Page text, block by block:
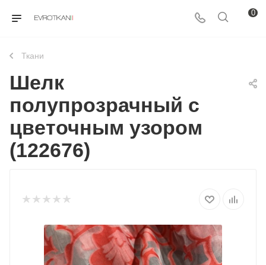
0
Ткани
Шелк
полупрозрачный с
цветочным узором
(122676)